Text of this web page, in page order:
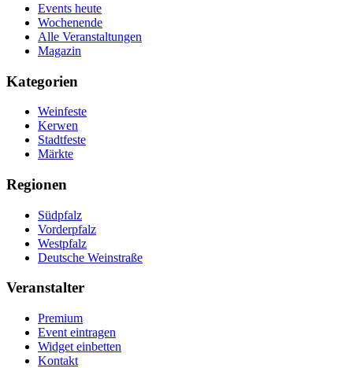
Events heute
Wochenende
Alle Veranstaltungen
Magazin
Kategorien
Weinfeste
Kerwen
Stadtfeste
Märkte
Regionen
Südpfalz
Vorderpfalz
Westpfalz
Deutsche Weinstraße
Veranstalter
Premium
Event eintragen
Widget einbetten
Kontakt